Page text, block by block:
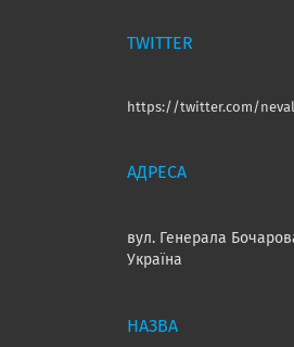
TWITTER
https://twitter.com/
вул. Генерала
Україна